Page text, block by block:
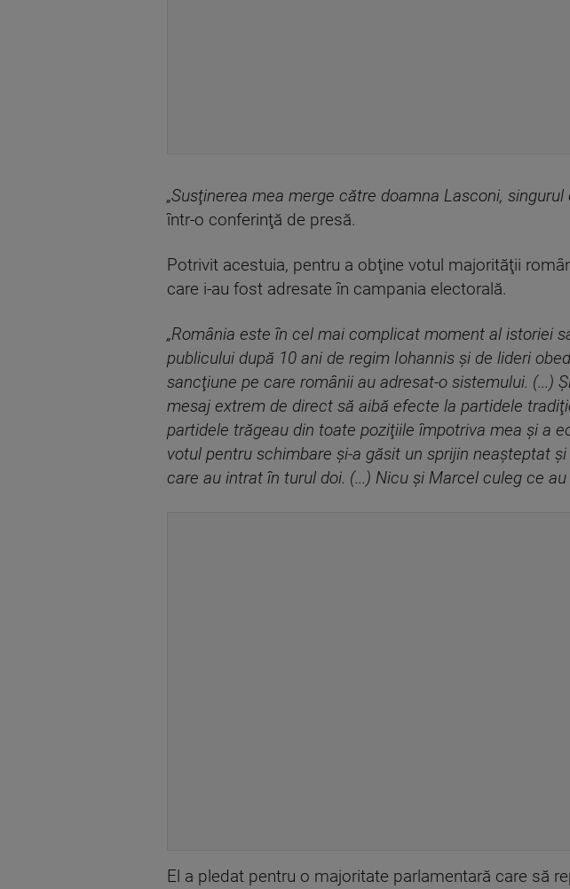
„Susţinerea mea merge către doamna Lasconi,
într-o conferinţă de presă.
Potrivit acestuia, pentru a obţine votul majorităţii
care i-au fost adresate în campania electorală.
„România este în cel mai complicat moment al istoriei
publicului după 10 ani de regim Iohannis şi de lideri
sancţiune pe care românii au adresat-o sistemului. (...)
mesaj extrem de direct să aibă efecte la partidele
partidele trăgeau din toate poziţiile împotriva mea şi a
votul pentru schimbare şi-a găsit un sprijin neaşteptat
care au intrat în turul doi. (...) Nicu şi Marcel culeg ce au
El a pledat pentru o majoritate parlamentară care să